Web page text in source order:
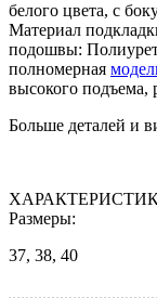
белого цвета, с
Материал
подошвы:
полномерная
высокого подъема,
Больше деталей и
Размеры:
37, 38, 40